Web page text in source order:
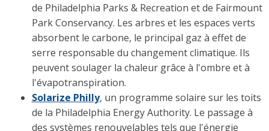
de Philadelphia Parks & Recreation et de Fairmount
Park Conservancy. Les arbres et les espaces verts
absorbent le carbone, le principal gaz à effet de
serre responsable du changement climatique. Ils
peuvent soulager la chaleur grâce à l'ombre et à
l'évapotranspiration.
Solarize Philly, un programme solaire sur les toits
de la Philadelphia Energy Authority. Le passage à
des systèmes renouvelables tels que l'énergie